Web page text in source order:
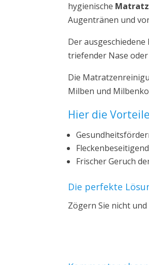
hygienische
Augentränen und
Der
triefender Nase
Die
Milben und
Hier die
Fleckenbeseitigend
Frischer Geruch
Die perfekte
Zögern Sie nicht